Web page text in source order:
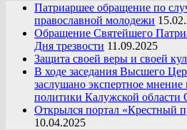
Патриаршее обращение по
православной молодежи
Обращение Святейшего
Дня трезвости 11.09.2025
Защита своей веры и своей
В ходе заседания Высшего
заслушано экспертное
политики Калужской
Открылся портал «Крестный
10.04.2025